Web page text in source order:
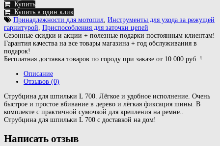
Купить
Купить в один клик
Принадлежности для мотопил, Инструменты для ухода за режущей
гарнитурой, Приспособления для заточки цепей
Сезонные скидки и акции + полезные подарки постоянным клиентам!
Гарантия качества на все товары магазина + год обслуживания в
подарок!
Бесплатная доставка товаров по городу при заказе от 10 000 руб. !
Описание
Отзывов (0)
Струбцина для шпильки L 700. Лёгкое и удобное исполнение. Очень
быстрое и простое вбивание в дерево и лёгкая фиксация шины. В
комплекте с практичной сумочкой для крепления на ремне..
Струбцина для шпильки L 700 с доставкой на дом!
Написать отзыв